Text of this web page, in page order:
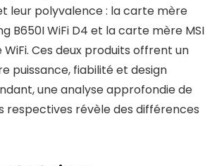
leur polyvalence : la carte mère
B650I WiFi D4 et la carte mère MSI
WiFi. Ces deux produits offrent un
puissance, fiabilité et design
une analyse approfondie de
respectives révèle des différences